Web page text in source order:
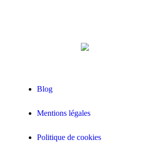
Blog
Mentions légales
Politique de cookies